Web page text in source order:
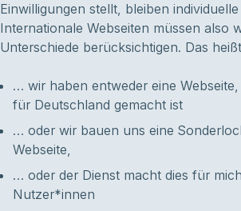
Einwilligungen stellt, bleiben
Internationale Webseiten müssen also
Unterschiede berücksichtigen. Das heißt
… wir haben entweder eine
für Deutschland gemacht ist
… oder wir bauen uns eine
Webseite,
… oder der Dienst macht dies für
Nutzer*innen